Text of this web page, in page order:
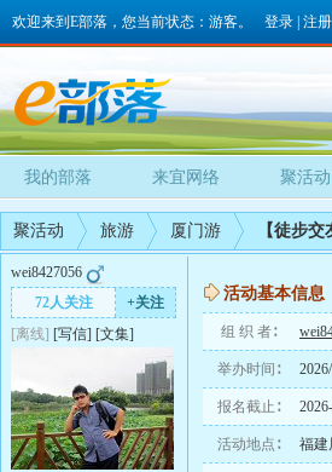
欢迎来到E部落，您当前状态：游客。 登录 注册
我的部落 来宜网络 聚活动
聚活动 旅游 厦门游 【徒步
wei8427056
72人关注
+关注
[离线] [写信] [文集]
活动基本信息
组 织 者∶
举办时间∶
报名截止∶
活动地点∶ 福